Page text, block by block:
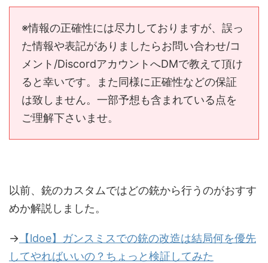
※情報の正確性には尽力しておりますが、誤っ
た情報や表記がありましたらお問い合わせ/コ
メント/DiscordアカウントへDMで教えて頂け
ると幸いです。また同様に正確性などの保証
は致しません。一部予想も含まれている点を
ご理解下さいませ。
以前、銃のカスタムではどの銃から行うのがおすす
めか解説しました。
→ 【ldoe】ガンスミスでの銃の改造は結局何を優先
してやればいいの？ちょっと検証してみた